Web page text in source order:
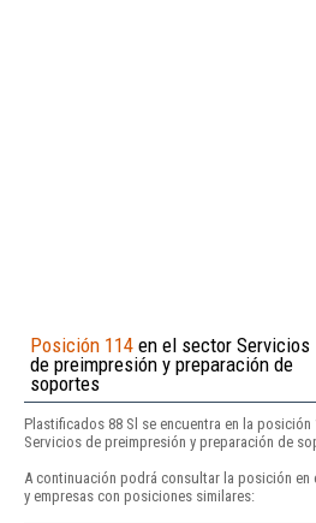
Posición 114 en el sector Servicios
de preimpresión y preparación de
soportes
Plastificados 88 Sl se encuentra en la
Servicios de preimpresión y preparación de
A continuación podrá consultar la posición en
y empresas con posiciones similares: